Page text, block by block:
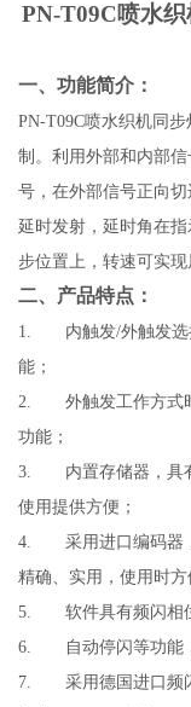
PN-T09C喷水
一、功能简介：
PN-T09C喷水织机同
制。利用外部和内部
号，在外部信号正向
延时发射，延时角在
步位置上，转速可实
二、产品特点：
1.
内触发/外触发
能；
2.
外触发工作方式
功能；
3.
内置存储器，具
使用提供方便；
4.
采用进口编码器
精确、实用，使用时方
5.
软件具有频闪相
6.
自动停闪等功能
7.
采用德国进口频